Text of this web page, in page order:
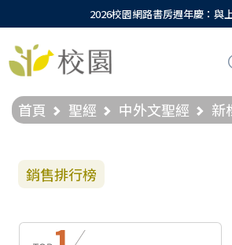
2026校園網路書房週年慶：與
首頁 聖經 中外文聖經 新
銷售排行榜